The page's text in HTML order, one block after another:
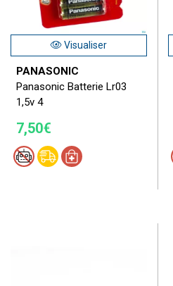
Visualiser
PANASONIC
Panasonic Batterie Lr03
1,5v 4
7,50€